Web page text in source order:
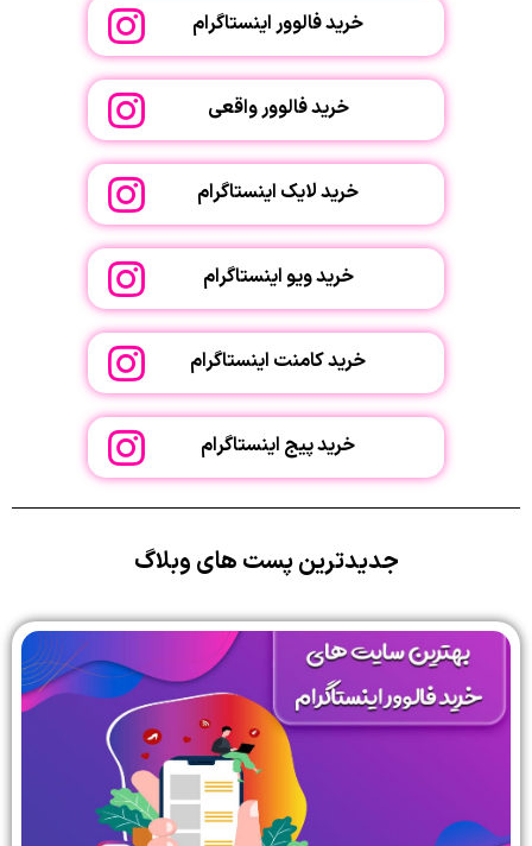
خرید فالوور اینستاگرام
خرید فالوور واقعی
خرید لایک اینستاگرام
خرید ویو اینستاگرام
خرید کامنت اینستاگرام
خرید پیج اینستاگرام
جدیدترین پست های وبلاگ